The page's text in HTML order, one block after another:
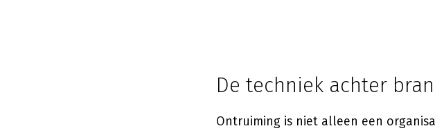
De techniek achter
Ontruiming is niet alleen een